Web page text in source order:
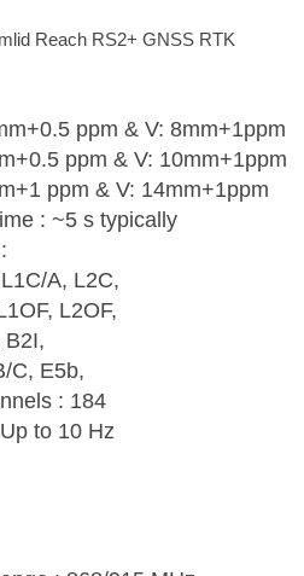
Reach RS2+ GNSS RTK
ppm & V: 8mm+1ppm
ppm & V: 10mm+1ppm
ppm & V: 14mm+1ppm
: ~5 s typically
A, L2C,
L2OF,
B2I,
C, E5b,
: 184
to 10 Hz